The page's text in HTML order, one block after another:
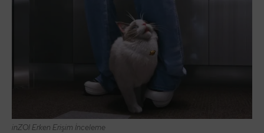
inZOIErken Erişim İnceleme